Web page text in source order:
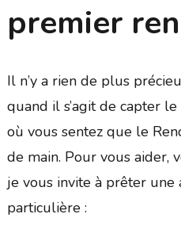
premier
Il n’y a rien de plus
quand il s’agit de capter
où vous sentez que le
de main. Pour vous aider,
je vous invite à prêter une
particulière :